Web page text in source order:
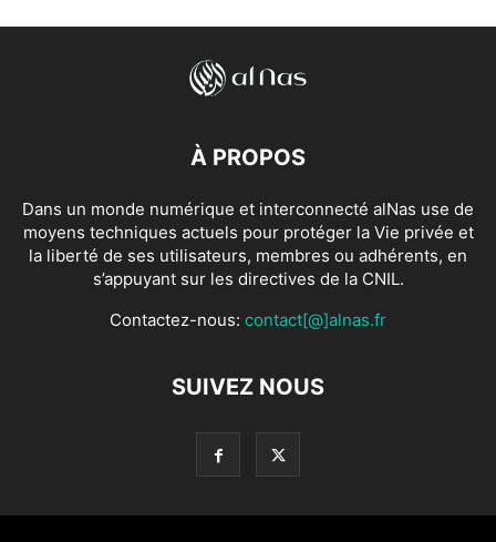
À PROPOS
Dans un monde numérique et interconnecté alNas use de
moyens techniques actuels pour protéger la Vie privée et
la liberté de ses utilisateurs, membres ou adhérents, en
s’appuyant sur les directives de la CNIL.
Contactez-nous: contact[@]alnas.fr
SUIVEZ NOUS